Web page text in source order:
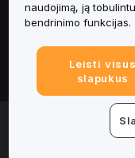
Produktai
Teisinė
© 2025-2026
naudojimą, ją
bendrinimo funkcijas.
Leisti visus
slapukus